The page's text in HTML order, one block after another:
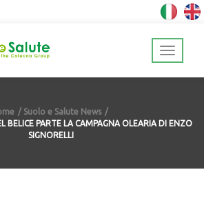
Suolo e Salute News
BELICE PARTE LA CAMPAGNA OLEARIA DI ENZO
SIGNORELLI